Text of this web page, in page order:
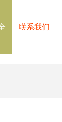
联系我们